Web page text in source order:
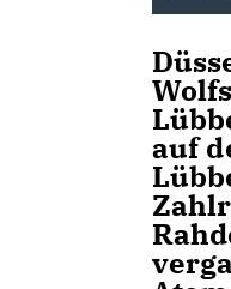
auf